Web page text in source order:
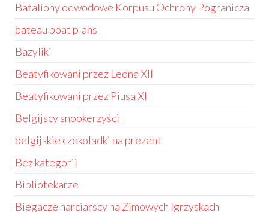
Bataliony odwodowe Korpusu Ochrony Pogranicza
bateau boat plans
Bazyliki
Beatyfikowani przez Leona XII
Beatyfikowani przez Piusa XI
Belgijscy snookerzyści
belgijskie czekoladki na prezent
Bez kategorii
Bibliotekarze
Biegacze narciarscy na Zimowych Igrzyskach